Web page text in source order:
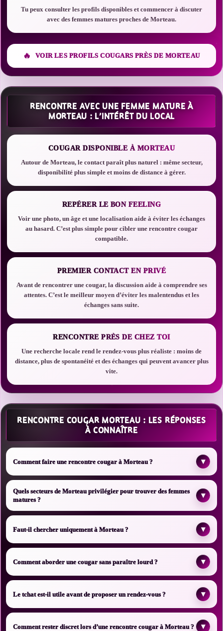
Tu peux consulter les profils disponibles et commencer à discuter
avec des femmes matures proches de Morteau.
VOIR LES PROFILS COUGARS PRÈS DE MORTEAU
RENCONTRE AVEC UNE FEMME MATURE À
MORTEAU : L’INTÉRÊT DU LOCAL
COUGAR DISPONIBLE À MORTEAU
Autour de Morteau, le contact paraît plus naturel : même secteur,
disponibilité plus simple et moins de distance à gérer.
REPÉRER LE BON FEELING
Voir une photo, un âge et une localisation aide à éviter les échanges
au hasard. C’est plus simple pour cibler une rencontre cougar
compatible.
PREMIER CONTACT EN PRIVÉ
Avant de rencontrer une cougar, la discussion aide à comprendre ses
attentes. C’est le meilleur moyen d’éviter les malentendus et les
échanges sans suite.
RENCONTRE PRÈS DE CHEZ TOI
Une recherche locale rend le rendez-vous plus réaliste : moins de
distance, plus de spontanéité et des échanges qui peuvent avancer plus
vite.
RENCONTRE COUGAR MORTEAU : LES RÉPONSES
À CONNAÎTRE
Comment faire une rencontre cougar à Morteau ? ▾
Quels secteurs de Morteau privilégier pour trouver des femmes
matures ?
▾
Faut-il chercher uniquement à Morteau ? ▾
Comment aborder une cougar sans paraître lourd ? ▾
Le tchat est-il utile avant de proposer un rendez-vous ? ▾
Comment rester discret lors d’une rencontre cougar à Morteau ? ▾